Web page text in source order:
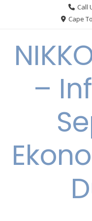
Call
Cape
–